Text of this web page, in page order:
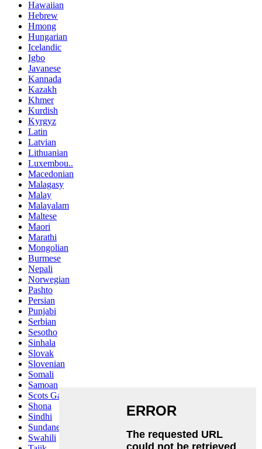
Hawaiian
Hebrew
Hmong
Hungarian
Icelandic
Igbo
Javanese
Kannada
Kazakh
Khmer
Kurdish
Kyrgyz
Latin
Latvian
Lithuanian
Luxembou..
Macedonian
Malagasy
Malay
Malayalam
Maltese
Maori
Marathi
Mongolian
Burmese
Nepali
Norwegian
Pashto
Persian
Punjabi
Serbian
Sesotho
Sinhala
Slovak
Slovenian
Somali
Samoan
Scots Gaelic
Shona
Sindhi
Sundanese
Swahili